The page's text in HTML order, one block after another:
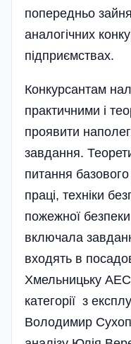
попередньо
аналогічних
підприємствах.
Конкурсантам
практичними і
проявити
завдання.
питання
праці, техніки
пожежної
включала
входять в
Хмельницьку
категорії з
Володимир